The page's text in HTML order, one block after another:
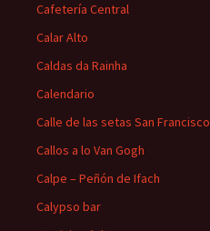
Cafetería Central
Calar Alto
Caldas da Rainha
Calendario
Calle de las setas San Francisco
Callos a lo Van Gogh
Calpe – Peñón de Ifach
Calypso bar